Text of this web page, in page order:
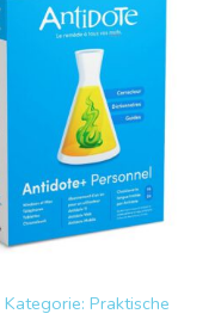
Kategorie: Praktische